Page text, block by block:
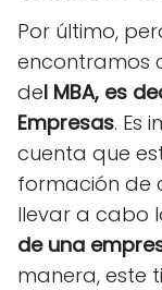
Por último,
encontramos
del MBA, es
Empresas. Es
cuenta que
formación de
llevar a cabo
de una
manera, este